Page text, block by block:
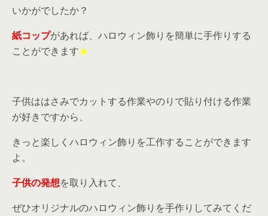
いかがでしたか？
紙コップがあれば、ハロウィン飾りを簡単に手作りする
ことができます★
子供ははさみでカットする作業やのりで貼り付ける作業
が好きですから、
きっと楽しくハロウィン飾りを工作することができます
よ。
子供の発想を取り入れて、
ぜひオリジナルのハロウィン飾りを手作りしてみてくだ